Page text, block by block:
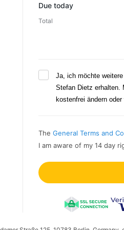
Due today
Total
Ja, ich möchte
Stefan Dietz erhalten.
kostenfrei ändern oder
The General Terms and
I am aware of my 14 day